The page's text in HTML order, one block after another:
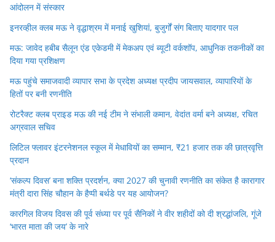
आंदोलन में संस्कार
इनरव्हील क्लब मऊ ने वृद्धाश्रम में मनाई खुशियां, बुजुर्गों संग बिताए यादगार पल
मऊ: जावेद हबीब सैलून एंड एकेडमी में मेकअप एवं ब्यूटी वर्कशॉप, आधुनिक तकनीकों का
दिया गया प्रशिक्षण
मऊ पहुंचे समाजवादी व्यापार सभा के प्रदेश अध्यक्ष प्रदीप जायसवाल, व्यापारियों के
हितों पर बनी रणनीति
रोटरैक्ट क्लब प्राइड मऊ की नई टीम ने संभाली कमान, वेदांत वर्मा बने अध्यक्ष, रचित
अग्रवाल सचिव
लिटिल फ्लावर इंटरनेशनल स्कूल में मेधावियों का सम्मान, ₹21 हजार तक की छात्रवृत्ति
प्रदान
‘संकल्प दिवस’ बना शक्ति प्रदर्शन, क्या 2027 की चुनावी रणनीति का संकेत है कारागार
मंत्री दारा सिंह चौहान के हैप्पी बर्थडे पर यह आयोजन?
कारगिल विजय दिवस की पूर्व संध्या पर पूर्व सैनिकों ने वीर शहीदों को दी श्रद्धांजलि, गूंजे
‘भारत माता की जय’ के नारे